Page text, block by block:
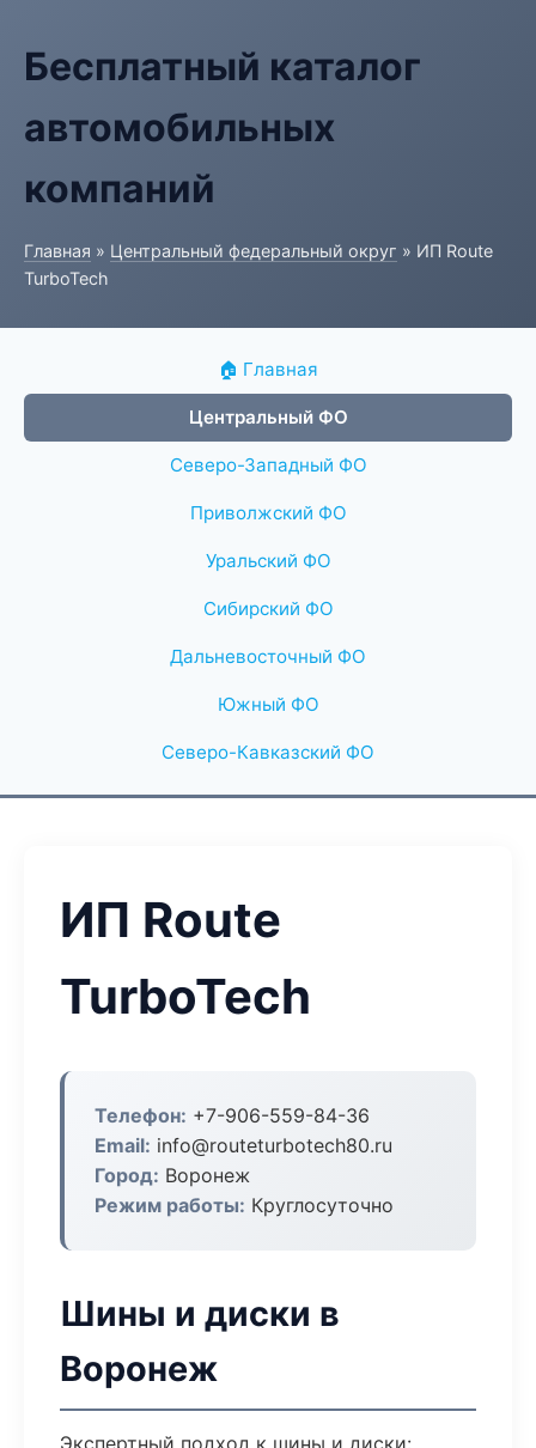
Бесплатный каталог
автомобильных
компаний
Главная » Центральный федеральный округ » ИП Route
TurboTech
🏠 Главная
Центральный ФО
Северо-Западный ФО
Приволжский ФО
Уральский ФО
Сибирский ФО
Дальневосточный ФО
Южный ФО
Северо-Кавказский ФО
ИП Route
TurboTech
Телефон: +7-906-559-84-36
Email: info@routeturbotech80.ru
Город: Воронеж
Режим работы: Круглосуточно
Шины и диски в
Воронеж
Экспертный подход к шины и диски: